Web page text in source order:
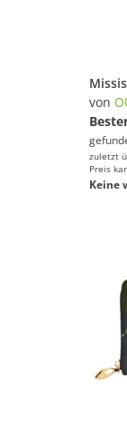
von
zuletzt
Preis
Keine